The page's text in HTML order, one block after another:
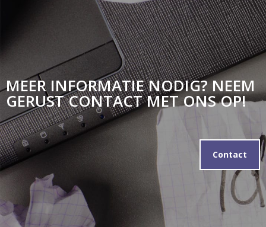
MEER INFORMATIE NODIG? NEEM
GERUST CONTACT MET ONS OP!
Contact